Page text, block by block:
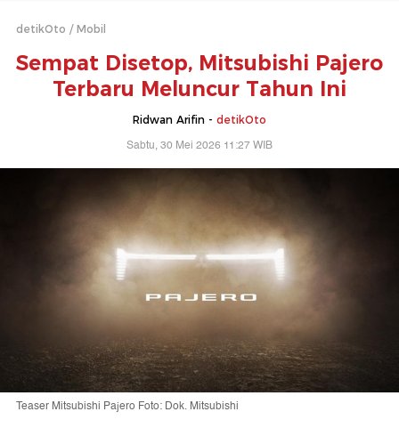
detikOto Mobil
Sempat Disetop, Mitsubishi Pajero
Terbaru Meluncur Tahun Ini
Ridwan Arifin - detikOto
Sabtu, 30 Mei 2026 11:27 WIB
Teaser Mitsubishi Pajero Foto: Dok. Mitsubishi